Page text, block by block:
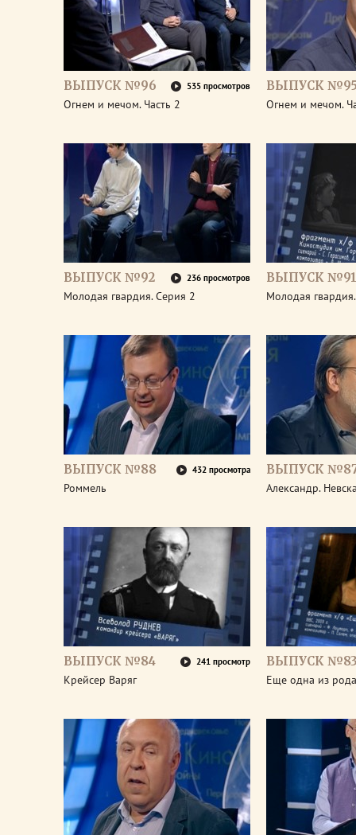
ВЫПУСК №96 535 просмотров
Огнем и мечом. Часть 2
ВЫПУСК
Огнем и мечом.
ВЫПУСК №92 236 просмотров
Молодая гвардия. Серия 2
ВЫПУСК №91
Молодая
ВЫПУСК №88 432 просмотра
Роммель
ВЫПУСК
Александр.
ВЫПУСК №84 241 просмотр
Крейсер Варяг
ВЫПУСК
Еще одна из